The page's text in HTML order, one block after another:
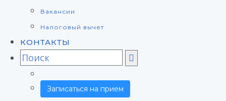
Вакансии
Налоговый вычет
КОНТАКТЫ
Search
for:
Записаться на прием